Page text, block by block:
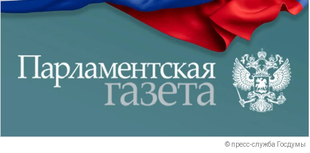
© пресс-служба Госдумы